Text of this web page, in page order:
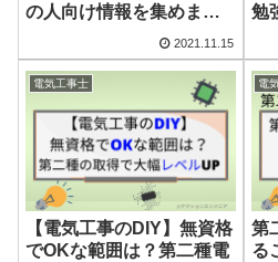
の人向け情報を集めまし
2021.11.15
勉
電気工事士
【電気工事のDIY】無資格
でOKな範囲は？第二種電
電
第
る